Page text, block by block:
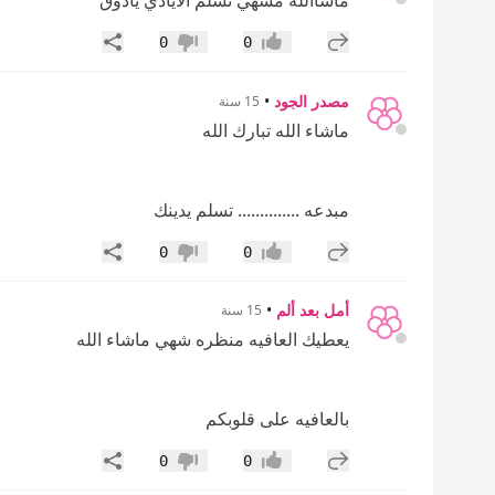
إضافة رد جديد
إعجاب0 عدم إعجاب
0 مشاركة
مصدر الجود • 15 سنة
ماشاء الله تبارك الله
مبدعه .............. تسلم يدينك
إضافة رد جديد
إعجاب0 عدم إعجاب
0 مشاركة
أمل بعد ألم • 15 سنة
يعطيك العافيه منظره شهي ماشاء الله
بالعافيه على قلوبكم
إضافة رد جديد
إعجاب0 عدم إعجاب
0 مشاركة